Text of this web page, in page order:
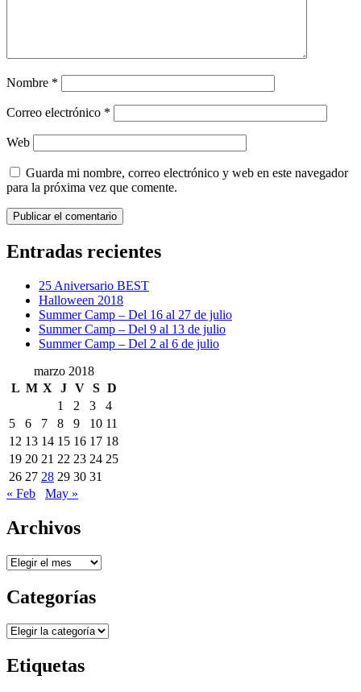
Nombre *
Correo electrónico *
Web
Guarda mi nombre, correo electrónico y web en este navegador
para la próxima vez que comente.
Entradas recientes
25 Aniversario BEST
Halloween 2018
Summer Camp – Del 16 al 27 de julio
Summer Camp – Del 9 al 13 de julio
Summer Camp – Del 2 al 6 de julio
marzo 2018
L M X J V S D
1
2 3
4
5
6 7 8 9 10 11
12 13 14 15 16 17 18
19 20 21 22 23 24 25
26 27 28 29 30 31
« Feb
May »
Archivos
Archivos
Categorías
Categorías
Etiquetas